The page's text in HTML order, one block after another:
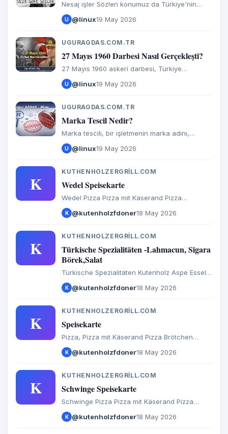
Nesaj işler Sözleri konumuz da Türkiye'nin
sevilen oyuncularından biri olan Nejat İşler,
sahne ve perde arkasında olağanüstü bir
U @linux19 May 2026
U
UGURAGDAS.COM.TR
27 Mayıs 1960 Darbesi Nasıl Gerçekleşti?
27 Mayıs 1960 askeri darbesi, Türkiye
Cumhuriyeti tarihinin en önemli siyasi kırılma
noktalarından biri olarak kabul edilir. Demokrat
U @linux19 May 2026
U
UGURAGDAS.COM.TR
Marka Tescil Nedir?
Marka tescili, bir işletmenin marka adını,
logosunu veya diğer ayırt edici unsurlarını
resmi olarak kaydettirerek koruma altına alması
U @linux19 May 2026
K
KUTHENHOLZERGRILL.COM
Wedel Speisekarte
Wedel Pizza Pizza mit Käserand Pizza
Brötchen Calzone Baguette Döner Salate
Türkische Spezialitäten Aufläufe
K @kutenholzfdoner18 May 2026
K
KUTHENHOLZERGRILL.COM
Türkische Spezialitäten -Lahmacun, Sigara
Börek,Salat
Türkische Spezialitäten Kutenholz Aspe Essel
Mulsum Sadersdorf Baaste Bredenbeck Brest
Byhusen Farven Fredenbeck Malstedt Wedel
Schwinge
K @kutenholzfdoner18 May 2026
K
KUTHENHOLZERGRILL.COM
Speisekarte
Pizza, Pizza mit Käserand Pizza Brötchen
Calzone Baguette Döner Salate Türkische
Spezialitäten Aufläufe Internationales Burger
K @kutenholzfdoner18 May 2026
K
KUTHENHOLZERGRILL.COM
Schwinge Speisekarte
Schwinge Pizza Pizza mit Käserand Pizza
Brötchen Calzone Baguette Döner Salate
Türkische Spezialitäten Aufläufe
K @kutenholzfdoner18 May 2026